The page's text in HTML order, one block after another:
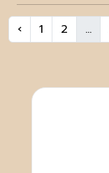
‹ 1 2 ...